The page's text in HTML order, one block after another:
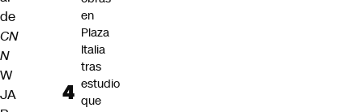
de
CN
N
W
JA
en
Plaza
Italia
tras
estudio
que